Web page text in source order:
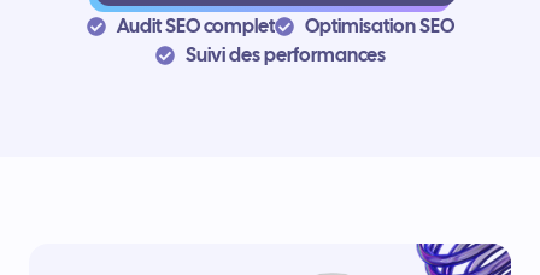
Audit SEO complet
Optimisation SEO
Suivi des performances